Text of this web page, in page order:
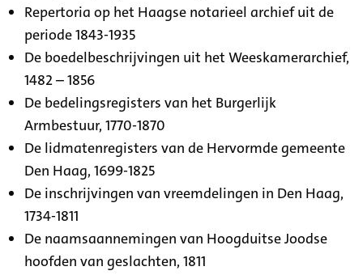
Repertoria op het Haagse notarieel archief uit de
periode 1843-1935
De boedelbeschrijvingen uit het Weeskamerarchief,
1482 – 1856
De bedelingsregisters van het Burgerlijk
Armbestuur, 1770-1870
De lidmatenregisters van de Hervormde gemeente
Den Haag, 1699-1825
De inschrijvingen van vreemdelingen in Den Haag,
1734-1811
De naamsaannemingen van Hoogduitse Joodse
hoofden van geslachten, 1811